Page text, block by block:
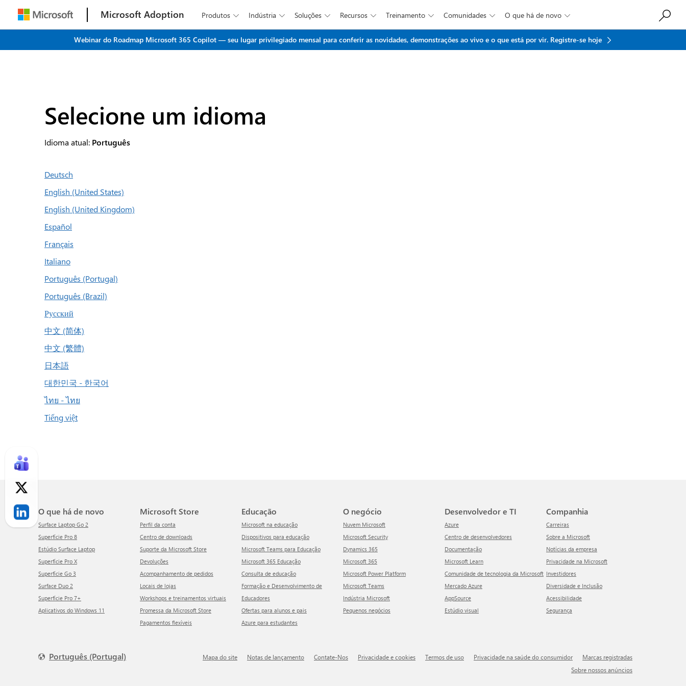
Ir para o conteúdo principal
Microsoft Adoption Produtos  Indústria  Soluções  Recursos  Treinamento  Comunidades  O que há de novo 
Webinar do Roadmap Microsoft 365 Copilot — seu lugar privilegiado mensal para conferir as novidades, demonstrações ao vivo e o que está por vir. Registre-se hoje
Selecione um idioma
Idioma atual: Português
Deutsch
English (United States)
English (United Kingdom)
Español
Français
Italiano
Português (Portugal)
Português (Brazil)
Русский
中文 (简体)
中文 (繁體)
日本語
대한민국 - 한국어
ไทย - ไทย
Tiếng việt
O que há de novo
Surface Laptop Go 2
Superfície Pro 8
Estúdio Surface Laptop
Superfície Pro X
Superfície Go 3
Surface Duo 2
Superfície Pro 7+
Aplicativos do Windows 11
Microsoft Store
Perfil da conta
Centro de downloads
Suporte da Microsoft Store
Devoluções
Acompanhamento de pedidos
Locais de lojas
Workshops e treinamentos virtuais
Promessa da Microsoft Store
Pagamentos flexíveis
Educação
Microsoft na educação
Dispositivos para educação
Microsoft Teams para Educação
Microsoft 365 Educação
Consulta de educação
Formação e Desenvolvimento de
Educadores
Ofertas para alunos e pais
Azure para estudantes
O negócio
Nuvem Microsoft
Microsoft Security
Dynamics 365
Microsoft 365
Microsoft Power Platform
Microsoft Teams
Indústria Microsoft
Pequenos negócios
Desenvolvedor e TI
Azure
Centro de desenvolvedores
Documentação
Microsoft Learn
Comunidade de tecnologia da Microsoft
Mercado Azure
AppSource
Estúdio visual
Companhia
Carreiras
Sobre a Microsoft
Notícias da empresa
Privacidade na Microsoft
Investidores
Diversidade e Inclusão
Acessibilidade
Segurança
Português (Portugal) Mapa do site Notas de lançamento Contate-Nos Privacidade e cookies Termos de uso Privacidade na saúde do consumidor
Marcas registradas
Sobre nossos anúncios